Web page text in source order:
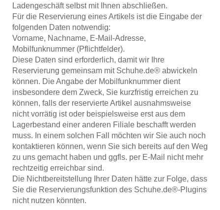
Ladengeschäft selbst mit Ihnen abschließen.
Für die Reservierung eines Artikels ist die Eingabe der
folgenden Daten notwendig:
Vorname, Nachname, E-Mail-Adresse,
Mobilfunknummer (Pflichtfelder).
Diese Daten sind erforderlich, damit wir Ihre
Reservierung gemeinsam mit Schuhe.de® abwickeln
können. Die Angabe der Mobilfunknummer dient
insbesondere dem Zweck, Sie kurzfristig erreichen zu
können, falls der reservierte Artikel ausnahmsweise
nicht vorrätig ist oder beispielsweise erst aus dem
Lagerbestand einer anderen Filiale beschafft werden
muss. In einem solchen Fall möchten wir Sie auch noch
kontaktieren können, wenn Sie sich bereits auf den Weg
zu uns gemacht haben und ggfls. per E-Mail nicht mehr
rechtzeitig erreichbar sind.
Die Nichtbereitstellung Ihrer Daten hätte zur Folge, dass
Sie die Reservierungsfunktion des Schuhe.de®-Plugins
nicht nutzen könnten.